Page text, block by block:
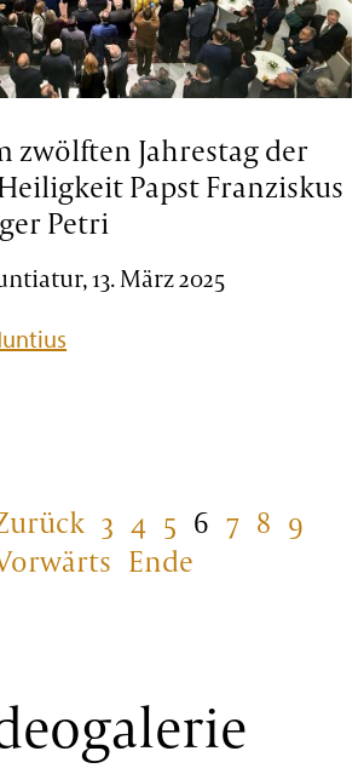
zwölften Jahrestag der
Papst Franziskus
Petri
13. März 2025
3 4 5 6 7 8 9
Ende